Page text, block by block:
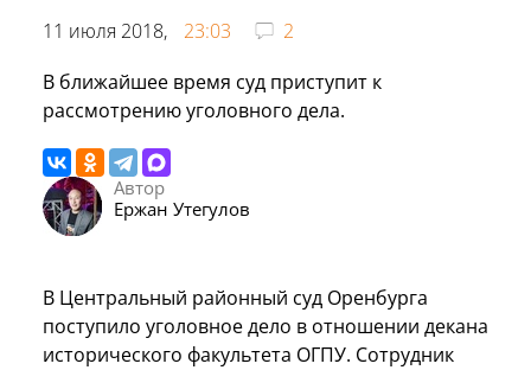
11 июля 2018, 23:03
2
В ближайшее время суд приступит к
рассмотрению уголовного дела.
Автор
Ержан Утегулов
В Центральный районный суд Оренбурга
поступило уголовное дело в отношении декана
исторического факультета ОГПУ. Сотрудник